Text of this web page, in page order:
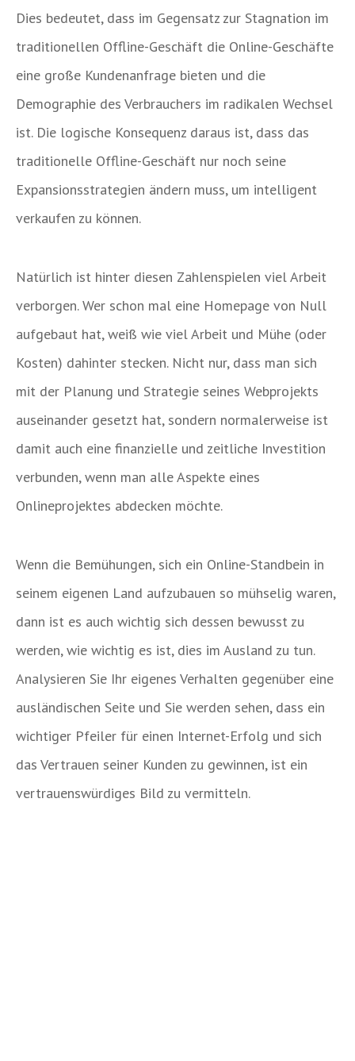
Dies bedeutet, dass im Gegensatz zur Stagnation im
traditionellen Offline-Geschäft die Online-Geschäfte
eine große Kundenanfrage bieten und die
Demographie des Verbrauchers im radikalen Wechsel
ist. Die logische Konsequenz daraus ist, dass das
traditionelle Offline-Geschäft nur noch seine
Expansionsstrategien ändern muss, um intelligent
verkaufen zu können.
Natürlich ist hinter diesen Zahlenspielen viel Arbeit
verborgen. Wer schon mal eine Homepage von Null
aufgebaut hat, weiß wie viel Arbeit und Mühe (oder
Kosten) dahinter stecken. Nicht nur, dass man sich
mit der Planung und Strategie seines Webprojekts
auseinander gesetzt hat, sondern normalerweise ist
damit auch eine finanzielle und zeitliche Investition
verbunden, wenn man alle Aspekte eines
Onlineprojektes abdecken möchte.
Wenn die Bemühungen, sich ein Online-Standbein in
seinem eigenen Land aufzubauen so mühselig waren,
dann ist es auch wichtig sich dessen bewusst zu
werden, wie wichtig es ist, dies im Ausland zu tun.
Analysieren Sie Ihr eigenes Verhalten gegenüber eine
ausländischen Seite und Sie werden sehen, dass ein
wichtiger Pfeiler für einen Internet-Erfolg und sich
das Vertrauen seiner Kunden zu gewinnen, ist ein
vertrauenswürdiges Bild zu vermitteln.